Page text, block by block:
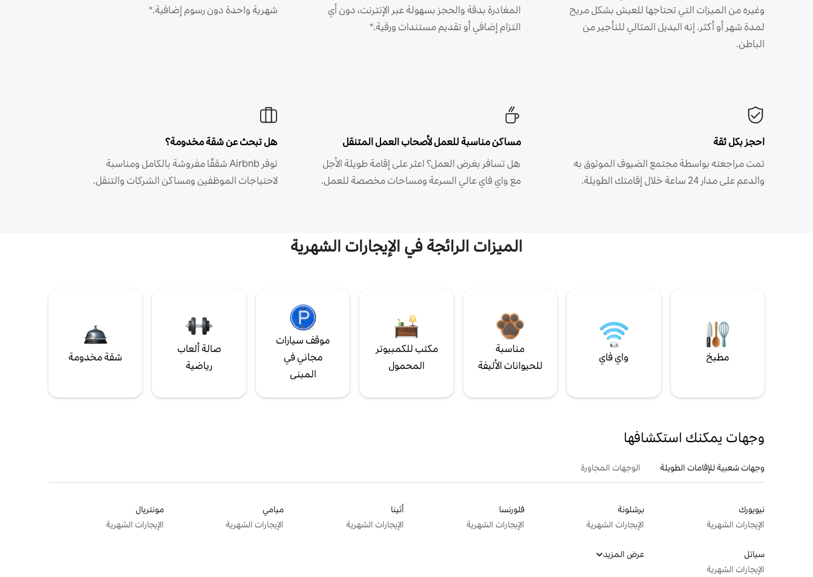
وغيره من الميزات التي تحتاجها للعيش بشكل مريح
لمدة شهر أو أكثر. إنه البديل المثالي للتأجير من
الباطن.
المغادرة بدقة والحجز بسهولة عبر الإنترنت، دون أي
التزام إضافي أو تقديم مستندات ورقية.*
شهرية واحدة دون رسوم إضافية.*
احجز بكل ثقة
تمت مراجعته بواسطة مجتمع الضيوف الموثوق به
والدعم على مدار 24 ساعة خلال إقامتك الطويلة.
مساكن مناسبة للعمل لأصحاب العمل المتنقل
هل تسافر بغرض العمل؟ اعثر على إقامة طويلة الأجل
مع واي فاي عالي السرعة ومساحات مخصصة للعمل.
هل تبحث عن شقة مخدومة؟
توفر Airbnb شققًا مفروشة بالكامل ومناسبة
لاحتياجات الموظفين ومساكن الشركات والتنقل.
الميزات الرائجة في الإيجارات الشهرية
مطبخ واي فاي
مناسبة
للحيوانات الأليفة
مكتب للكمبيوتر
المحمول
موقف سيارات
مجاني في
المبنى
صالة ألعاب
رياضية
شقة مخدومة
وجهات يمكنك استكشافها
وجهات شعبية للإقامات الطويلة الوجهات المجاورة
نيويورك
الإيجارات الشهرية
برشلونة
الإيجارات الشهرية
فلورنسا
الإيجارات الشهرية
أثينا
الإيجارات الشهرية
ميامي
الإيجارات الشهرية
مونتريال
الإيجارات الشهرية
سياتل
الإيجارات الشهرية
عرض المزيد